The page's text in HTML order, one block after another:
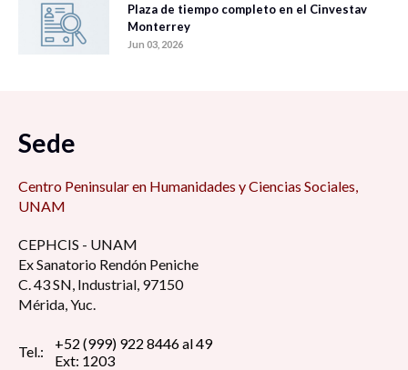
Plaza de tiempo completo en el Cinvestav
Monterrey
Jun 03, 2026
Sede
Centro Peninsular en Humanidades y Ciencias Sociales,
UNAM
CEPHCIS - UNAM
Ex Sanatorio Rendón Peniche
C. 43 SN, Industrial, 97150
Mérida, Yuc.
Tel.:
+52 (999) 922 8446 al 49
Ext: 1203